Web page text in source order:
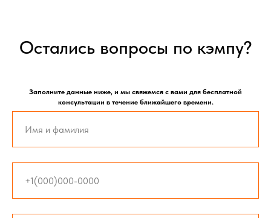
Остались вопросы по кэмпу?
Заполните данные ниже, и мы свяжемся с вами для бесплатной
консультации в течение ближайшего времени.